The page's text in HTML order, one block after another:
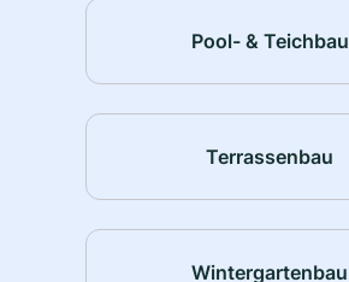
Pool- & Teichbau
Terrassenbau
Wintergartenbau